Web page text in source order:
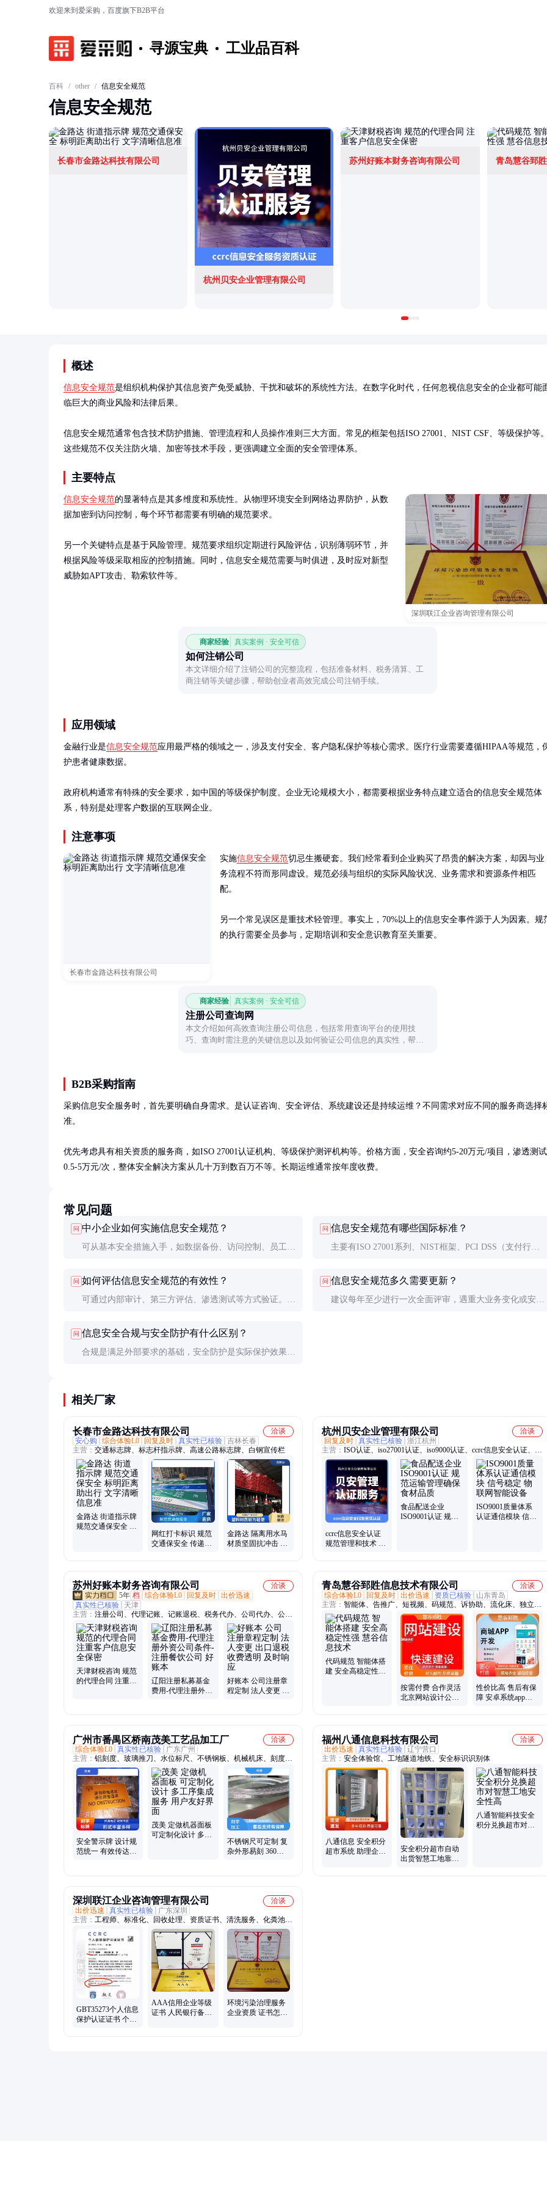
欢迎来到爱采购，百度旗下B2B平台
寻源宝典 工业品百科
百科 / other / 信息安全规范
信息安全规范
长春市金路达科技有限公司
杭州贝安企业管理有限公司
苏州好账本财务咨询有限公司 青岛慧谷郅
概述
信息安全规范是组织机构保护其信息资产免受威胁、干扰和破坏的系统性方法。在数字化时代，任何忽视信息安全的企业都可能
临巨大的商业风险和法律后果。
信息安全规范通常包含技术防护措施、管理流程和人员操作准则三大方面。常见的框架包括ISO 27001、NIST CSF、等级保护等
这些规范不仅关注防火墙、加密等技术手段，更强调建立全面的安全管理体系。
主要特点
深圳联江企业咨询管理有限公司
信息安全规范的显著特点是其多维度和系统性。从物理环境安全到网络边界防护，从数
据加密到访问控制，每个环节都需要有明确的规范要求。
另一个关键特点是基于风险管理。规范要求组织定期进行风险评估，识别薄弱环节，并
根据风险等级采取相应的控制措施。同时，信息安全规范需要与时俱进，及时应对新型
威胁如APT攻击、勒索软件等。
商家经验 真实案例 · 安全可信
如何注销公司
本文详细介绍了注销公司的完整流程，包括准备材料、税务清算、工
商注销等关键步骤，帮助创业者高效完成公司注销手续。
应用领域
金融行业是信息安全规范应用最严格的领域之一，涉及支付安全、客户隐私保护等核心需求。医疗行业需要遵循HIPAA等规范，
护患者健康数据。
政府机构通常有特殊的安全要求，如中国的等级保护制度。企业无论规模大小，都需要根据业务特点建立适合的信息安全规范体
系，特别是处理客户数据的互联网企业。
注意事项
长春市金路达科技有限公司
实施信息安全规范切忌生搬硬套。我们经常看到企业购买了昂贵的解决方案，却因与业
务流程不符而形同虚设。规范必须与组织的实际风险状况、业务需求和资源条件相匹
配。
另一个常见误区是重技术轻管理。事实上，70%以上的信息安全事件源于人为因素。规
的执行需要全员参与，定期培训和安全意识教育至关重要。
商家经验 真实案例 · 安全可信
注册公司查询网
本文介绍如何高效查询注册公司信息，包括常用查询平台的使用技
巧、查询时需注意的关键信息以及如何验证公司信息的真实性，帮助
B2B采购指南
采购信息安全服务时，首先要明确自身需求。是认证咨询、安全评估、系统建设还是持续运维？不同需求对应不同的服务商选择
准。
优先考虑具有相关资质的服务商，如ISO 27001认证机构、等级保护测评机构等。价格方面，安全咨询约5-20万元/项目，渗透测试
0.5-5万元/次，整体安全解决方案从几十万到数百万不等。长期运维通常按年度收费。
常见问题
问 中小企业如何实施信息安全规范？
可从基本安全措施入手，如数据备份、访问控制、员工培
就追求高标准认证。
问 信息安全规范有哪些国际标准？
主要有ISO 27001系列、NIST框架、PCI DSS（支付行
保护制度。
问 如何评估信息安全规范的有效性？
可通过内部审计、第三方评估、渗透测试等方式验证。关
识测试成绩等。
问 信息安全规范多久需要更新？
建议每年至少进行一次全面评审，遇重大业务变化或安全
问 信息安全合规与安全防护有什么区别？
合规是满足外部要求的基础，安全防护是实际保护效果。
相关厂家
长春市金路达科技有限公司
洽谈
安心购
综合体验L0 回复及时 真实性已核验 吉林长春
主营： 交通标志牌、标志杆指示牌、高速公路标志牌、白钢宣传栏
金路达 街道指示牌
规范交通保安全 标
网红打卡标识 规范
交通保安全 传递信
金路达 隔离用水马
材质坚固抗冲击 耐
杭州贝安企业管理有限公司
洽谈
回复及时 真实性已核验 浙江杭州
主营： ISO认证、iso27001认证、iso9000认证、ccrc信息安全认证、
iso9001认证、iso20000认证、iso14001认证、iso45001认证、售后服务
认证、ISO三体系认证、iso14000认证、质量管理体系认证、中国环
境标志产品认证、环境管理体系认证、社会责任管理体系认证、职业
健康安全管理体系、汽车行业管理体系认证、ISO20000体系
ccrc信息安全认证
规范管理和技术 为
食品配送企业
ISO9001认证 规范
ISO9001质量体系
认证通信模块 信号
苏州好账本财务咨询有限公司
洽谈
5年 档 综合体验L0 回复及时 出价迅速
真实性已核验
天津
主营： 注册公司、代理记账、记账退税、税务代办、公司代办、公司
注销、营业执照办理
天津财税咨询 规范
的代理合同 注重客
辽阳注册私募基金
费用-代理注册外资
好账本 公司注册章
程定制 法人变更 出
青岛慧谷郅貹信息技术有限公司
洽谈
综合体验L0
回复及时 出价迅速 资质已核验
山东青岛
主营： 智能体、告推广、短视频、码规范、诉协助、流化床、独立
站、体推广、软件开、网模板、关键词、科问答、广告片、云邮箱、
数据备、系统开、服务器、性价比、app制作、开发app、设计网、公
众号、定制设、定制app、名注册
代码规范 智能体搭
建 安全高稳定性强
按需付费 合作灵活
北京网站设计公司
性价比高 售后有保
障 安卓系统app开
广州市番禺区桥南茂美工艺品加工厂
洽谈
综合体验L0 真实性已核验
广东广州
主营： 铝刻度、玻璃推刀、水位标尺、不锈钢板、机械机床、刻度标
尺、标尺制作、机械直尺、机床钢板、制作设备、机械标尺、钢直尺
定做、定做不锈钢、不锈钢直尺、刻度钢直尺、钢直尺木工、不锈钢
钢带、不锈钢直板尺
安全警示牌 设计规
范统一 有效传达信
茂美 定做机器面板
可定制化设计 多工
不锈钢尺可定制 复
杂外形易刻 360度
福州八通信息科技有限公司
洽谈
出价迅速
真实性已核验 辽宁营口
主营： 安全体验馆、工地隧道地铁、安全标识识别体
八通信息 安全积分
超市系统 助理企业
安全积分超市自动
出货智慧工地靠安
八通智能科技安全
积分兑换超市对智
深圳联江企业咨询管理有限公司
洽谈
出价迅速
真实性已核验
广东深圳
主营： 工程师、标准化、回收处理、资质证书、清洗服务、化粪池清
掏、固体废弃物、供水设施清洁、维修安装服务、地暖安装服务、消
毒防疫服务、物业清洁托管、油烟管道清洗、污泥运输处理、信用等
级证书、空调安装清洗、空调清洗消毒、消毒杀菌服务、环境净化监
测、垃圾分类运营、安装维修保养
GBT35273个人信息
保护认证证书 个人
AAA信用企业等级
证书 人民银行备案
环境污染治理服务
企业资质 证书怎样